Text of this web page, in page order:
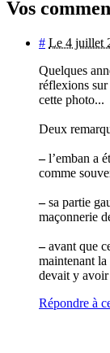
Vos
# Le 4 juillet
Quelques
réflexions sur
cette photo...
Deux
–l’emban a
comme
–sa partie
maçonnerie
–avant que
maintenant
devait y avoir
Répondre à